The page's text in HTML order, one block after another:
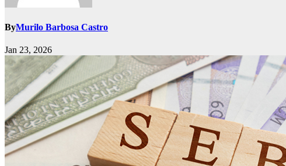
ByMurilo Barbosa Castro
Jan 23, 2026